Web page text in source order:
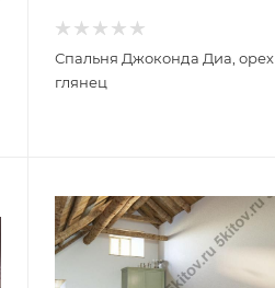
Спальня Джоконда Диа, орех
глянец